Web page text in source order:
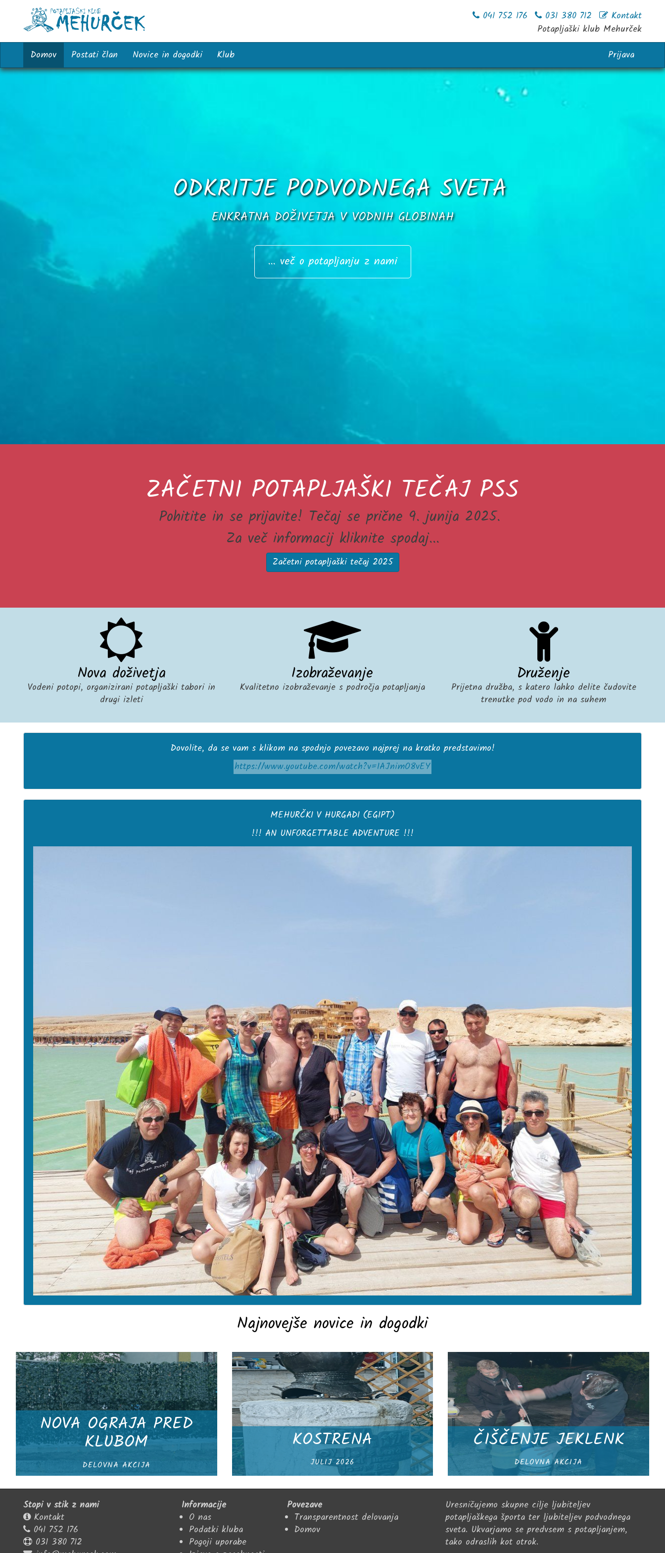
Kontakt
031 380 712
041 752 176
Potapljaški klub Mehurček
Domov
Postati član Novice in dogodki Klub Prijava
ODKRITJE PODVODNEGA SVETA
ENKRATNA DOŽIVETJA V VODNIH GLOBINAH
... več o potapljanju z nami
ZAČETNI POTAPLJAŠKI TEČAJ PSS
Pohitite in se prijavite! Tečaj se prične 9. junija 2025.
Za več informacij kliknite spodaj...
Začetni potapljaški tečaj 2025
Nova doživetja
Vodeni potopi, organizirani potapljaški tabori in
drugi izleti
Izobraževanje
Kvalitetno izobraževanje s področja potapljanja
Druženje
Prijetna družba, s katero lahko delite čudovite
trenutke pod vodo in na suhem
Dovolite, da se vam s klikom na spodnjo povezavo najprej na kratko predstavimo!
https://www.youtube.com/watch?v=IAJnimO8vEY
MEHURČKI V HURGADI (EGIPT)
!!! AN UNFORGETTABLE ADVENTURE !!!
Najnovejše novice in dogodki
NOVA OGRAJA PRED
KLUBOM
DELOVNA AKCIJA
KOSTRENA
JULIJ 2026
ČIŠČENJE JEKLENK
DELOVNA AKCIJA
Stopi v stik z nami
Kontakt
041 752 176
031 380 712
Informacije
O nas
Podatki kluba
Pogoji uporabe
Povezave
Transparentnost delovanja
Domov
Uresničujemo skupne cilje ljubiteljev
potapljaškega športa ter ljubiteljev podvodnega
sveta. Ukvarjamo se predvsem s potapljanjem,
tako odraslih kot otrok.